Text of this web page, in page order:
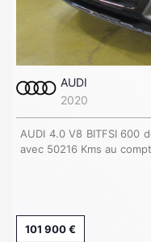
AUDI
2020
AUDI 4.0 V8 BITFSI 600
avec 50216 Kms au
101 900 €